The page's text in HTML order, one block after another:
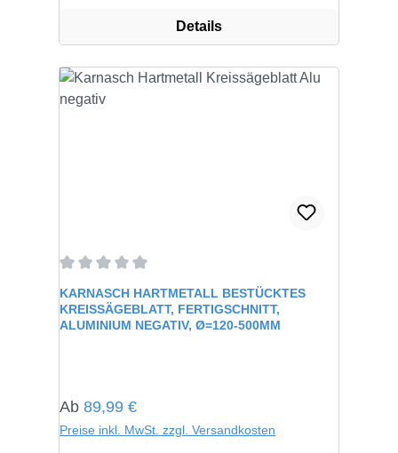
Details
Durchschnittliche Bewertung von 0 von 5 Sternen
KARNASCH HARTMETALL BESTÜCKTES
KREISSÄGEBLATT, FERTIGSCHNITT,
ALUMINIUM NEGATIV, Ø=120-500MM
Regulärer Preis:
Ab 89,99 €
Preise inkl. MwSt. zzgl. Versandkosten